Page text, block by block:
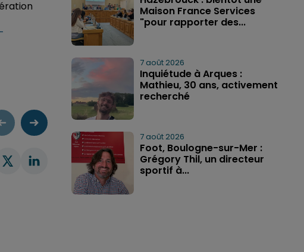
Maison France Services
"pour rapporter des...
7 août 2026
Inquiétude à Arques :
Mathieu, 30 ans, activement
recherché
7 août 2026
Foot, Boulogne-sur-Mer :
Grégory Thil, un directeur
sportif à...